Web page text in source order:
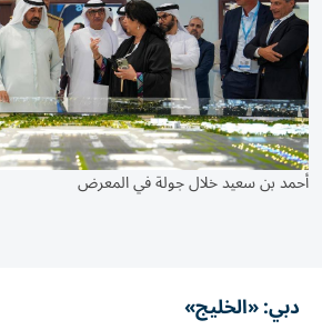
أحمد بن سعيد خلال جولة في المعرض
دبي: «الخليج»